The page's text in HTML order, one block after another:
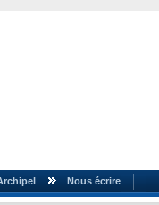
Nous écrire